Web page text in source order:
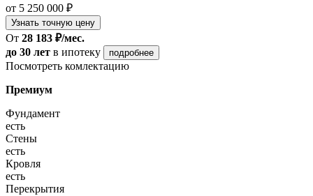
от 5 250 000 ₽
Узнать точную цену
От 28 183 ₽/мес.
до 30 лет в ипотеку подробнее
Посмотреть комлектацию
Премиум
Фундамент
есть
Стены
есть
Кровля
есть
Перекрытия